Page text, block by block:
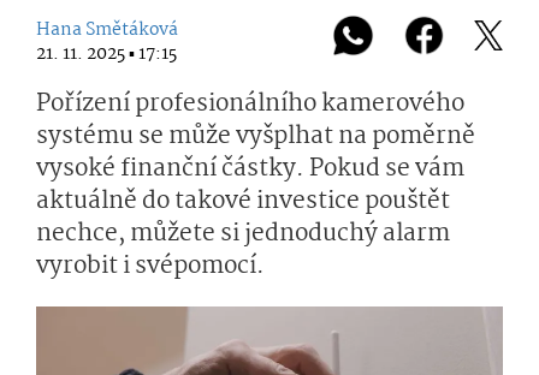
Hana Smětáková
21. 11. 2025 ▪ 17:15
Pořízení profesionálního kamerového
systému se může vyšplhat na poměrně
vysoké finanční částky. Pokud se vám
aktuálně do takové investice pouštět
nechce, můžete si jednoduchý alarm
vyrobit i svépomocí.